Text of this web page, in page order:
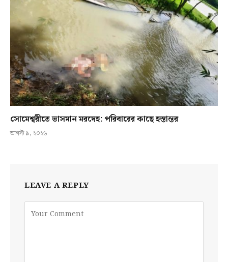
সোমেশ্বরীতে ভাসমান মরদেহ: পরিবারের কাছে হস্তান্তর
আগস্ট ৯, ২০২৬
LEAVE A REPLY